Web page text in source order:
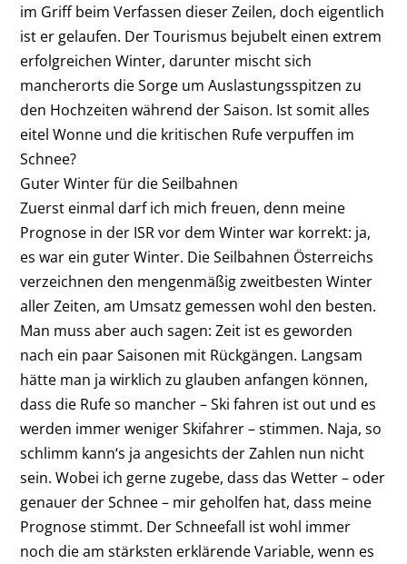
im Griff beim Verfassen dieser Zeilen, doch eigentlich
ist er gelaufen. Der Tourismus bejubelt einen extrem
erfolgreichen Winter, darunter mischt sich
mancherorts die Sorge um Auslastungsspitzen zu
den Hochzeiten während der Saison. Ist somit alles
eitel Wonne und die kritischen Rufe verpuffen im
Schnee?
Guter Winter für die Seilbahnen
Zuerst einmal darf ich mich freuen, denn meine
Prognose in der ISR vor dem Winter war korrekt: ja,
es war ein guter Winter. Die Seilbahnen Österreichs
verzeichnen den mengenmäßig zweitbesten Winter
aller Zeiten, am Umsatz gemessen wohl den besten.
Man muss aber auch sagen: Zeit ist es geworden
nach ein paar Saisonen mit Rückgängen. Langsam
hätte man ja wirklich zu glauben anfangen können,
dass die Rufe so mancher – Ski fahren ist out und es
werden immer weniger Skifahrer – stimmen. Naja, so
schlimm kann‘s ja angesichts der Zahlen nun nicht
sein. Wobei ich gerne zugebe, dass das Wetter – oder
genauer der Schnee – mir geholfen hat, dass meine
Prognose stimmt. Der Schneefall ist wohl immer
noch die am stärksten erklärende Variable, wenn es